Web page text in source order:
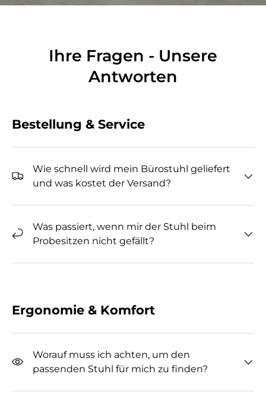
Ihre Fragen - Unsere
Antworten
Bestellung & Service
Wie schnell wird mein Bürostuhl geliefert
und was kostet der Versand?
Was passiert, wenn mir der Stuhl beim
Probesitzen nicht gefällt?
Ergonomie & Komfort
Worauf muss ich achten, um den
passenden Stuhl für mich zu finden?